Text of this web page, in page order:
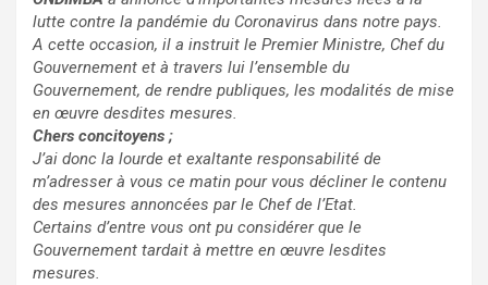
lutte contre la pandémie du Coronavirus dans notre pays.
A cette occasion, il a instruit le Premier Ministre, Chef du
Gouvernement et à travers lui l’ensemble du
Gouvernement, de rendre publiques, les modalités de mise
en œuvre desdites mesures.
Chers concitoyens ;
J’ai donc la lourde et exaltante responsabilité de
m’adresser à vous ce matin pour vous décliner le contenu
des mesures annoncées par le Chef de l’Etat.
Certains d’entre vous ont pu considérer que le
Gouvernement tardait à mettre en œuvre lesdites
mesures.